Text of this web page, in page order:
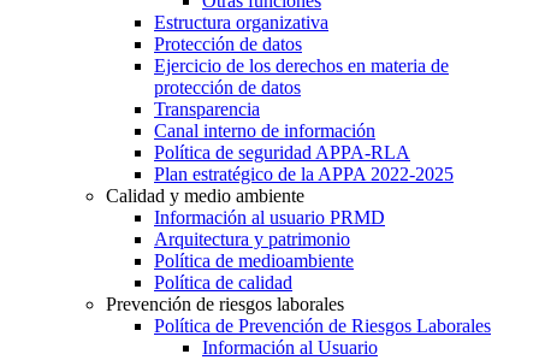
Estructura organizativa
Protección de datos
Ejercicio de los derechos en materia de
protección de datos
Transparencia
Canal interno de información
Política de seguridad APPA-RLA
Plan estratégico de la APPA 2022-2025
Calidad y medio ambiente
Información al usuario PRMD
Arquitectura y patrimonio
Política de medioambiente
Política de calidad
Prevención de riesgos laborales
Política de Prevención de Riesgos Laborales
Información al Usuario